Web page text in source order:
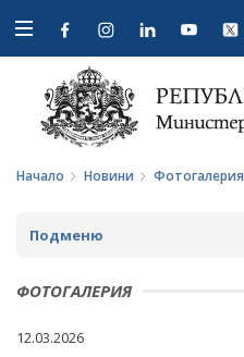
Open
navigation
Начало Новини Фотогалерия
Подменю
НОВИНИ
ПРЕДСТОЯЩИ СЪБИТИЯ
ФОТОГАЛЕРИЯ
12.03.2026